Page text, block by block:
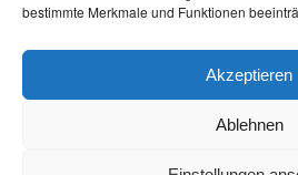
bestimmte Merkmale und Funktionen
Akzeptieren
Ablehnen
Sprechstunde
Donnerstags: 17:00-18:30